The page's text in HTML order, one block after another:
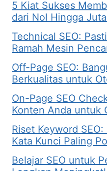
5 Kiat Sukses
dari Nol Hingga
Technical SEO:
Ramah Mesin
Off-Page SEO:
Berkualitas untuk
On-Page SEO
Konten Anda untuk
Riset Keyword
Kata Kunci Paling
Belajar SEO untuk